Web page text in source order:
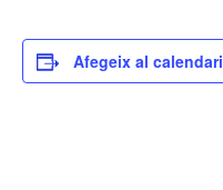
Afegeix al calendari